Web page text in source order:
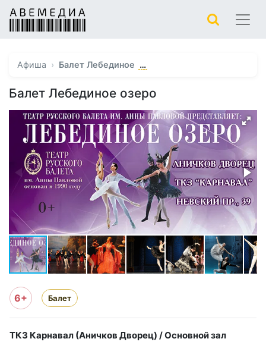
Афиша Балет Лебединое …
Балет Лебединое озеро
6+ Балет
ТКЗ Карнавал (Аничков Дворец) / Основной зал